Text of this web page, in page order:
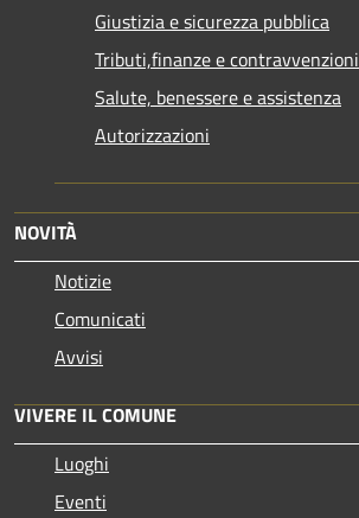
Giustizia e sicurezza pubblica
Tributi,finanze e contravvenzioni
Salute, benessere e assistenza
Autorizzazioni
NOVITÀ
Notizie
Comunicati
Avvisi
VIVERE IL COMUNE
Luoghi
Eventi